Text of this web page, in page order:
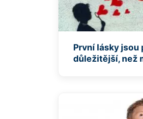
První lásky jsou
důležitější, než